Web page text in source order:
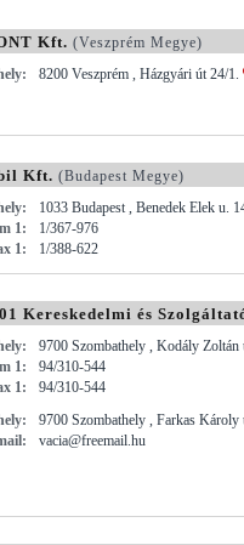
Kft. (Veszprém Megye)
8200 Veszprém , Házgyári út 24/1.
Kft. (Budapest Megye)
1033 Budapest , Benedek Elek u.
1:
1/367-976
1:
1/388-622
Kereskedelmi és
9700 Szombathely , Kodály Zoltán
1:
94/310-544
1:
94/310-544
9700 Szombathely , Farkas Károly
vacia@freemail.hu